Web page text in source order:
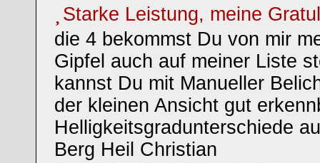
Starke Leistung, meine
die 4 bekommst Du von mir
Gipfel auch auf meiner Liste
kannst Du mit Manueller
der kleinen Ansicht gut
Helligkeitsgradunterschiede
Berg Heil Christian